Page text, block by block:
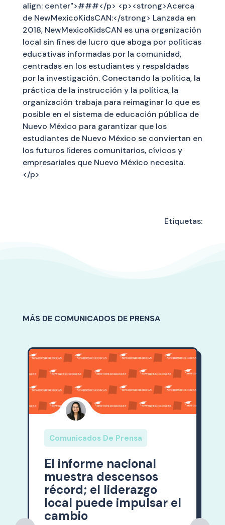
align: center">###</p> <p><strong>Acerca
de NewMexicoKidsCAN:</strong> Lanzada en
2018, NewMexicoKidsCAN es una organización
local sin fines de lucro que aboga por políticas
educativas informadas por la comunidad,
centradas en los estudiantes y respaldadas
por la investigación. Conectando la política, la
práctica de la instrucción y la política, la
organización trabaja para reimaginar lo que es
posible en el sistema de educación pública de
Nuevo México para garantizar que los
estudiantes de Nuevo México se conviertan en
los futuros líderes comunitarios, cívicos y
empresariales que Nuevo México necesita.
</p>
Etiquetas:
MÁS DE COMUNICADOS DE PRENSA
Comunicados De Prensa
El informe nacional
muestra descensos
récord; el liderazgo
local puede impulsar el
cambio